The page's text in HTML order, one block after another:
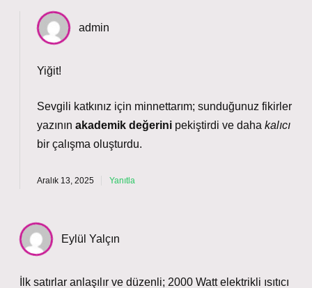
admin
Yiğit!
Sevgili katkınız için minnettarım; sunduğunuz fikirler
yazının akademik değerini pekiştirdi ve daha kalıcı
bir çalışma oluşturdu.
Aralık 13, 2025 Yanıtla
Eylül Yalçın
İlk satırlar anlaşılır ve düzenli; 2000 Watt elektrikli ısıtıcı